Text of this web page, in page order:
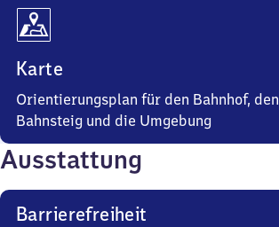
Karte
Orientierungsplan für den Bahnhof, den
Bahnsteig und die Umgebung
Ausstattung
Barrierefreiheit